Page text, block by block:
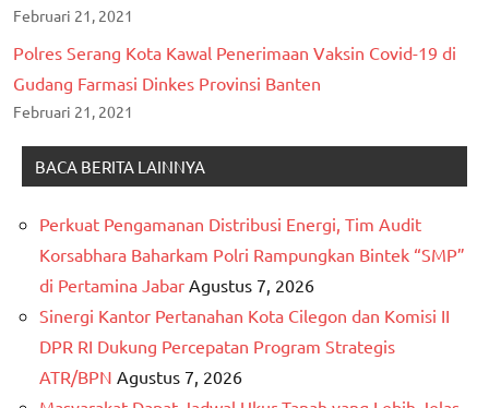
Februari 21, 2021
Polres Serang Kota Kawal Penerimaan Vaksin Covid-19 di
Gudang Farmasi Dinkes Provinsi Banten
Februari 21, 2021
BACA BERITA LAINNYA
Perkuat Pengamanan Distribusi Energi, Tim Audit
Korsabhara Baharkam Polri Rampungkan Bintek “SMP”
di Pertamina Jabar Agustus 7, 2026
Sinergi Kantor Pertanahan Kota Cilegon dan Komisi II
DPR RI Dukung Percepatan Program Strategis
ATR/BPN Agustus 7, 2026